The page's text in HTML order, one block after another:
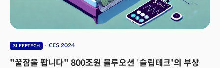
수면 습관을 추적하는 일 또한 어렵긴 마찬가지다. 저녁에 커피를 언제
마셨는지, 아침엔 몇 시에 일어났는지와 같은 많은 정보를 환자의 기억에
의존해 점검해야 하기에 정확한 측정이 힘들다.이같은 상황을 기술과 결합해
미국과 유럽 등 선진국을 중심으로 수면에 IT 기술을 활용해 변화를
‘디지털트랜스포메이션(Digital Transformation)’의 서막을 열었다.그 결과,
SLEEPTECH CES 2024
"꿀잠을 팝니다" 800조원 블루오션 '슬립테크'의 부상